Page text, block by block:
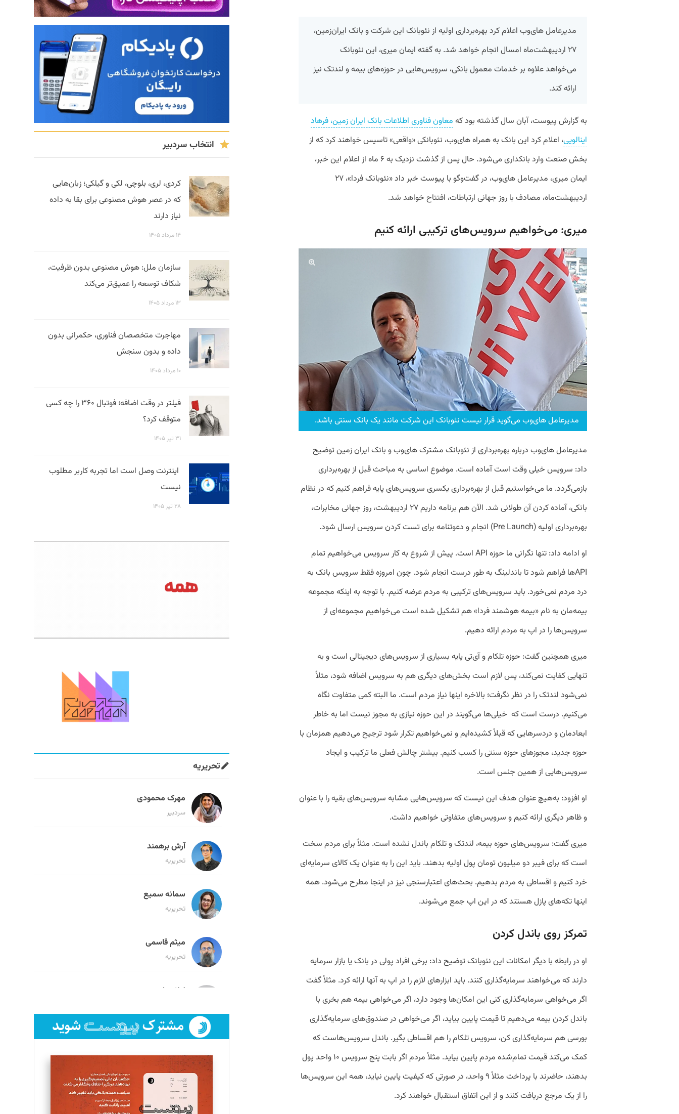
مدیرعامل های‌وب اعلام کرد بهره‌برداری اولیه از نئوبانک این شرکت و بانک ایران‌زمین،
۲۷ اردیبهشت‌ماه امسال انجام خواهد شد. به‌ گفته ایمان میری، این نئوبانک
می‌خواهد علاوه بر خدمات معمول بانکی، سرویس‌هایی در حوزه‌های بیمه و لندتک نیز
ارائه کند.
به گزارش پیوست، آبان سال گذشته بود که معاون فناوری اطلاعات بانک ایران زمین، فرهاد
اینالویی، اعلام کرد این بانک به همراه های‌وب، نئوبانکی «واقعی» تاسیس خواهند کرد که از
بخش صنعت وارد بانکداری می‌شود. حال پس از گذشت نزدیک به ۶ ماه از اعلام این خبر،
ایمان میری، مدیرعامل های‌‌وب، در گفت‌وگو با پیوست خبر داد «نئوبانک فردا»، ۲۷
اردیبهشت‌ماه، مصادف با روز جهانی ارتباطات، افتتاح خواهد شد.
میری: می‌خواهیم سرویس‌های ترکیبی ارائه کنیم
مدیرعامل های‌وب می‌گوید قرار نیست نئوبانک این شرکت مانند یک بانک سنتی باشد.
مدیرعامل های‌وب درباره بهره‌برداری از نئوبانک مشترک های‌وب و بانک ایران‌ زمین توضیح
داد: سرویس خیلی وقت است آماده است. موضوع اساسی به مباحث قبل از بهره‌برداری
بازمی‌گردد. ما می‌خواستیم قبل از بهره‌برداری یکسری سرویس‌های پایه فراهم کنیم که در نظام
بانکی، آماده کردن آن طولانی شد. الآن هم برنامه داریم ۲۷ اردیبهشت، روز جهانی مخابرات،
بهره‌برداری اولیه (Pre Launch) انجام و دعوتنامه برای تست کردن سرویس ارسال شود.
او ادامه داد: تنها نگرانی ما حوزه API است. پیش از شروع به کار سرویس می‌خواهیم تمام
APIها فراهم شود تا باندلینگ به طور درست انجام شود. چون امروزه فقط سرویس بانک به‌
درد مردم نمی‌خورد. باید سرویس‌‌های ترکیبی به مردم عرضه کنیم. با توجه به اینکه مجموعه
بیمه‌مان به نام ‌«بیمه هوشمند فردا» هم تشکیل شده است می‌خواهیم مجموعه‌ای از
سرویس‌ها را در اپ به مردم ارائه دهیم.
میری همچنین گفت: حوزه تلکام و آی‌تی پایه بسیاری از سرویس‌های دیجیتالی است و به
تنهایی کفایت نمی‌کند، پس لازم است بخش‌های دیگری هم به سرویس اضافه شود، مثلاً
نمی‌شود لندتک را در نظر نگرفت؛ بالاخره اینها نیاز مردم است. ما البته کمی متفاوت نگاه
می‌کنیم. درست است که خیلی‌ها می‌گویند در این حوزه نیازی به مجوز نیست اما به خاطر
ابعادمان و دردسرهایی که قبلاً کشیده‌ایم و نمی‌خواهیم تکرار شود ترجیح می‌دهیم همزمان با
حوزه جدید، مجوزهای حوزه سنتی را کسب کنیم. بیشتر چالش فعلی ما ترکیب و ایجاد
سرویس‌هایی از همین جنس است.
او افزود: به‌هیچ عنوان هدف این نیست که سرویس‌هایی مشابه سرویس‌های بقیه را با عنوان
و ظاهر دیگری ارائه کنیم و سرویس‌های متفاوتی خواهیم داشت.
میری گفت: سرویس‌های حوزه بیمه، لندتک و تلکام باندل نشده است. مثلاً برای مردم سخت
است که برای فیبر دو میلیون تومان پول اولیه بدهند. باید این را به‌ عنوان یک کالای سرمایه‌ای
خرد کنیم و اقساطی به مردم بدهیم. بحث‌های اعتبارسنجی نیز در اینجا مطرح می‌شود. همه
اینها تکه‌های پازل هستند که در این اپ جمع می‌شوند.
تمرکز روی باندل کردن
او در رابطه با دیگر امکانات این نئوبانک توضیح داد: برخی افراد پولی در بانک یا بازار سرمایه
دارند که می‌خواهند سرمایه‌گذاری کنند. باید ابزارهای لازم را در اپ به آنها ارائه کرد. مثلاً گفت
اگر می‌خواهی سرمایه‌گذاری کنی این امکان‌ها وجود دارد، اگر می‌خواهی بیمه هم بخری با
باندل کردن بیمه می‌دهیم تا قیمت پایین بیاید، اگر می‌خواهی در صندوق‌های سرمایه‌گذاری
بورسی هم سرمایه‌گذاری کن، سرویس تلکام را هم اقساطی بگیر. باندل سرویس‌هاست که
کمک می‌کند قیمت تمام‌شده مردم پایین بیاید. مثلاً مردم اگر بابت پنج سرویس ۱۰ واحد پول
بدهند، حاضرند با پرداخت مثلاً ۹ واحد، در صورتی که کیفیت پایین نیاید، همه این سرویس‌ها
را از یک مرجع دریافت کنند و از این اتفاق استقبال خواهند کرد.
انتخاب سردبیر
کردی، لری، بلوچی، لکی و گیلکی؛ زبان‌هایی
که در عصر هوش مصنوعی برای بقا به داده
نیاز دارند
۱۴ مرداد ۱۴۰۵
سازمان ملل: هوش مصنوعی بدون ظرفیت،
شکاف توسعه را عمیق‌تر می‌کند
۱۳ مرداد ۱۴۰۵
مهاجرت متخصصان فناوری، حکمرانی بدون
داده و بدون سنجش
۱۰ مرداد ۱۴۰۵
فیلتر در وقت اضافه؛ فوتبال ۳۶۰ را چه کسی
متوقف کرد؟
۳۱ تیر ۱۴۰۵
اینترنت وصل است اما تجربه کاربر مطلوب
نیست
۲۸ تیر ۱۴۰۵
تحریریه
مهرک محمودی
سردبیر
آرش برهمند
تحریریه
سمانه سمیع
تحریریه
میثم قاسمی
تحریریه
لیلا حنارود
فائزه فتحی رستمی
تحریریه
سروش کرمیان
تحریریه